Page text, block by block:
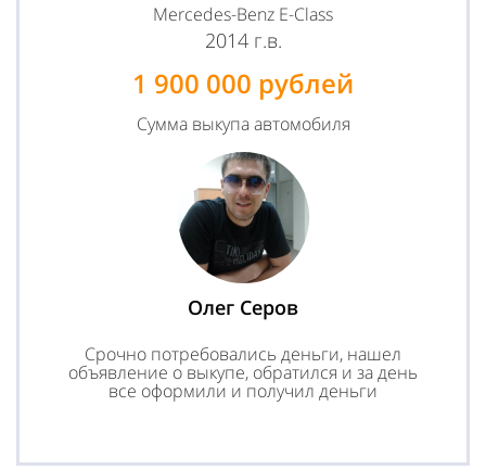
Mercedes-Benz E-Class
2014 г.в.
1 900 000 рублей
Сумма выкупа автомобиля
Олег Серов
Срочно потребовались деньги, нашел
объявление о выкупе, обратился и за день
все оформили и получил деньги